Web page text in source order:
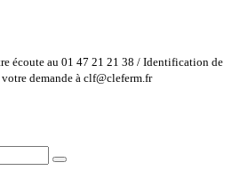
écoute au 01 47 21 21 38 / Identification de
demande à clf@cleferm.fr